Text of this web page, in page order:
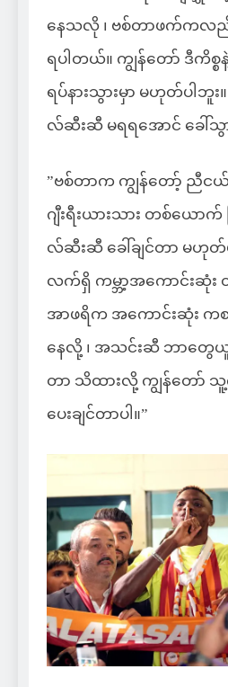
နေသလို ၊ ဗစ်တာဖက်ကလည်း
ရပါတယ်။ ကျွန်တော် ဒီကိစ္
ရပ်နားသွားမှာ မဟုတ်ပါဘူ
လ်ဆီးဆီ မရရအောင် ခေါ်သွာ
”ဗစ်တာက ကျွန်တော့် ညီငယ်
ဂျီးရီးယားသား တစ်ယော
လ်ဆီးဆီ ခေါ်ချင်တာ မဟုတ်
လက်ရှိ ကမ္ဘာ့အကောင်းဆုံး
အာဖရိက အကောင်းဆုံး ကစ
နေလို့ ၊ အသင်းဆီ ဘာတွေ
တာ သိထားလို့ ကျွန်တော် သူ့
ပေးချင်တာပါ။”